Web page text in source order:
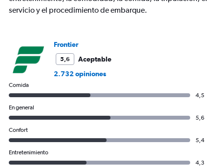
1
values.
Range:
0
to
450.
servicio y el procedimiento de embarque.
Frontier
5,6
Aceptable
2.732 opiniones
Comida
4,5
En general
5,6
Confort
5,4
Entretenimiento
4,3